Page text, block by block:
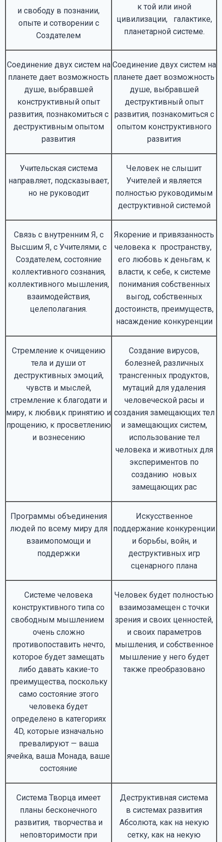
и свободу в познании,
опыте и сотворении с
Создателем
к той или иной
цивилизации, галактике,
планетарной системе.
Соединение двух систем на
планете дает возможность
душе, выбравшей
конструктивный опыт
развития, познакомиться с
деструктивным опытом
развития
Соединение двух систем на
планете дает возможность
душе, выбравшей
деструктивный опыт
развития, познакомиться с
опытом конструктивного
развития
Учительская система
направляет, подсказывает,
но не руководит
Человек не слышит
Учителей и является
полностью руководимым
деструктивной системой
Связь с внутренним Я, с
Высшим Я, с Учителями, с
Создателем, состояние
коллективного сознания,
коллективного мышления,
взаимодействия,
целеполагания.
Якорение и привязанность
человека к пространству,
его любовь к деньгам, к
власти, к себе, к системе
понимания собственных
выгод, собственных
достоинств, преимуществ,
насаждение конкуренции
Стремление к очищению
тела и души от
деструктивных эмоций,
чувств и мыслей,
стремление к благодати и
миру, к любви,к принятию и
прощению, к просветлению
и вознесению
Создание вирусов,
болезней, различных
трансгенных продуктов,
мутаций для удаления
человеческой расы и
создания замещающих тел
и замещающих систем,
использование тел
человека и животных для
экспериментов по
созданию новых
замещающих рас
Программы объединения
людей по всему миру для
взаимопомощи и
поддержки
Искусственное
поддержание конкуренции
и борьбы, войн, и
деструктивных игр
сценарного плана
Системе человека
конструктивного типа со
свободным мышлением
очень сложно
противопоставить нечто,
которое будет замещать
либо давать какие-то
преимущества, поскольку
само состояние этого
человека будет
определено в категориях
4D, которые изначально
превалируют — ваша
ячейка, ваша Монада, ваше
состояние
Человек будет полностью
взаимозамещен с точки
зрения и своих ценностей,
и своих параметров
мышления, и собственное
мышление у него будет
также преобразовано
Система Творца имеет
планы бесконечного
развития, творчества и
неповторимости при
Деструктивная система
в системах развития
Абсолюта, как на некую
сетку, как на некую